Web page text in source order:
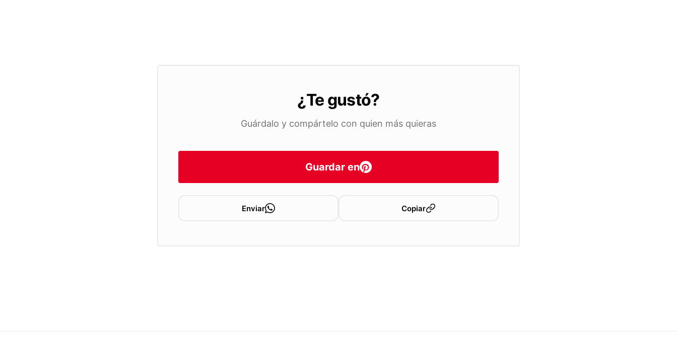
¿Te gustó?
Guárdalo y compártelo con quien más quieras
Guardar en
Enviar Copiar